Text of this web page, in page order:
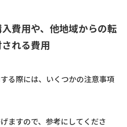
用や、他地域からの転
れる費用
る際には、いくつかの注意事項
ますので、参考にしてくださ